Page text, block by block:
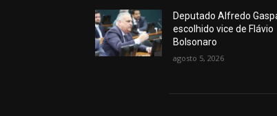
Deputado Alfredo
escolhido vice de Flávio
Bolsonaro
agosto 5, 2026